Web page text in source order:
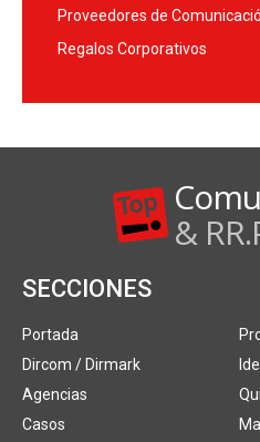
Proveedores de
Regalos Corporativos
&
SECCIONES
Portada
Dircom / Dirmark
Agencias
Casos